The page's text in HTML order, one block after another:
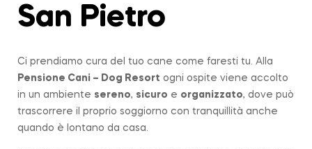
San Pietro
Ci prendiamo cura del tuo cane come faresti tu. Alla
Pensione Cani – Dog Resort ogni ospite viene accolto
in un ambiente sereno, sicuro e organizzato, dove può
trascorrere il proprio soggiorno con tranquillità anche
quando è lontano da casa.